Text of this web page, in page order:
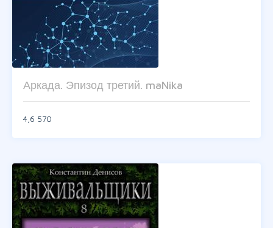
Аркада. Эпизод третий. maNika
4,6 570